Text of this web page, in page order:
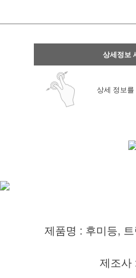
상세정보
상세 정보
제품명 : 후미등,
제조사